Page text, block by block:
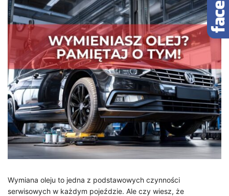
Wymiana oleju to jedna z podstawowych czynności
serwisowych w każdym pojeździe. Ale czy wiesz, że